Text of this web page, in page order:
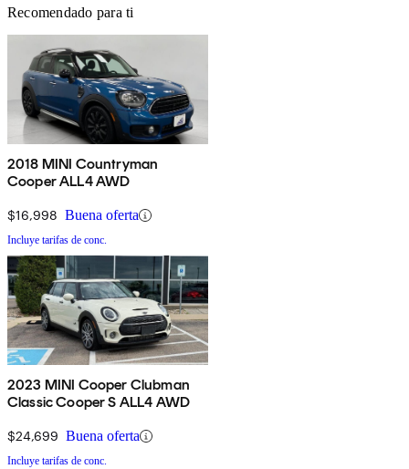
Recomendado para ti
2018 MINI Countryman
Cooper ALL4 AWD
$16,998 Buena oferta
Incluye tarifas de conc.
2023 MINI Cooper Clubman
Classic Cooper S ALL4 AWD
$24,699 Buena oferta
Incluye tarifas de conc.